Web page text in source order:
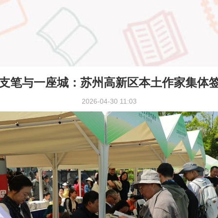
笔与一座城：苏州高新区本土作家集体
2026-04-30 11:03